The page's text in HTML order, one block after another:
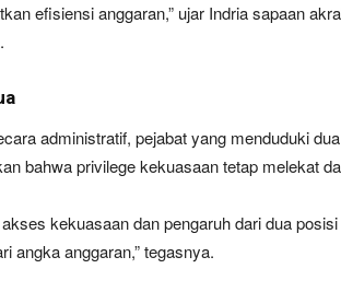
efisiensi anggaran,” ujar Indria sapaan
administratif, pejabat yang menduduki
bahwa privilege kekuasaan tetap melekat
kekuasaan dan pengaruh dari dua
angka anggaran,” tegasnya.